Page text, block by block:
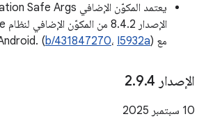
مع Android. (
b/431847270، I5932a)
الإصدار 2 .9.4
‫10 سبتمبر 2025